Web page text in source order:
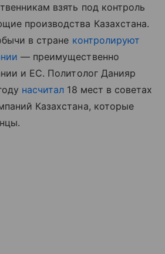
взять под контроль
производства Казахстана.
в стране контролируют
— преимущественно
и ЕС. Политолог Данияр
насчитал 18 мест в советах
Казахстана, которые